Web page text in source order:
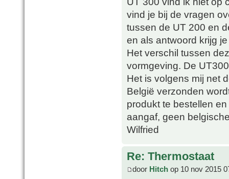
vind je bij de vragen
tussen de UT 200 en
en als antwoord krijg je
Het verschil tussen
vormgeving. De
Het is volgens mij net
België verzonden
produkt te bestellen
aangaf, geen
Wilfried
Re: Thermostaat
door Hitch op 10 nov 2015